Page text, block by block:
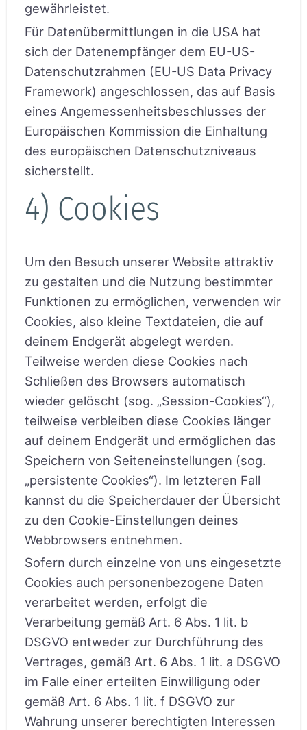
gewährleistet.
Für Datenübermittlungen in die USA hat
sich der Datenempfänger dem EU-US-
Datenschutzrahmen (EU-US Data Privacy
Framework) angeschlossen, das auf Basis
eines Angemessenheitsbeschlusses der
Europäischen Kommission die Einhaltung
des europäischen Datenschutzniveaus
sicherstellt.
4) Cookies
Um den Besuch unserer Website attraktiv
zu gestalten und die Nutzung bestimmter
Funktionen zu ermöglichen, verwenden wir
Cookies, also kleine Textdateien, die auf
deinem Endgerät abgelegt werden.
Teilweise werden diese Cookies nach
Schließen des Browsers automatisch
wieder gelöscht (sog. „Session-Cookies“),
teilweise verbleiben diese Cookies länger
auf deinem Endgerät und ermöglichen das
Speichern von Seiteneinstellungen (sog.
„persistente Cookies“). Im letzteren Fall
kannst du die Speicherdauer der Übersicht
zu den Cookie-Einstellungen deines
Webbrowsers entnehmen.
Sofern durch einzelne von uns eingesetzte
Cookies auch personenbezogene Daten
verarbeitet werden, erfolgt die
Verarbeitung gemäß Art. 6 Abs. 1 lit. b
DSGVO entweder zur Durchführung des
Vertrages, gemäß Art. 6 Abs. 1 lit. a DSGVO
im Falle einer erteilten Einwilligung oder
gemäß Art. 6 Abs. 1 lit. f DSGVO zur
Wahrung unserer berechtigten Interessen